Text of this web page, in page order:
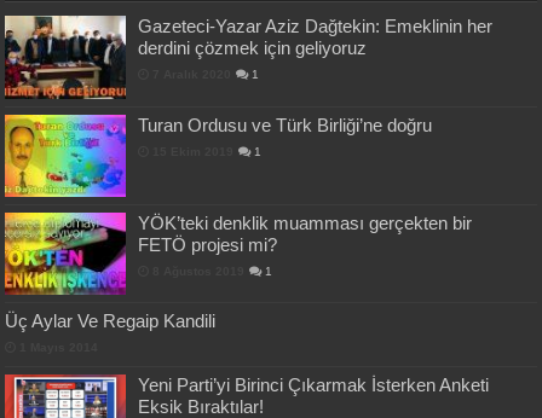
Gazeteci-Yazar Aziz Dağtekin: Emeklinin her
derdini çözmek için geliyoruz
1
Turan Ordusu ve Türk Birliği’ne doğru
1
YÖK’teki denklik muamması gerçekten bir
FETÖ projesi mi?
1
Üç Aylar Ve Regaip Kandili
Yeni Parti’yi Birinci Çıkarmak İsterken Anketi
Eksik Bıraktılar!